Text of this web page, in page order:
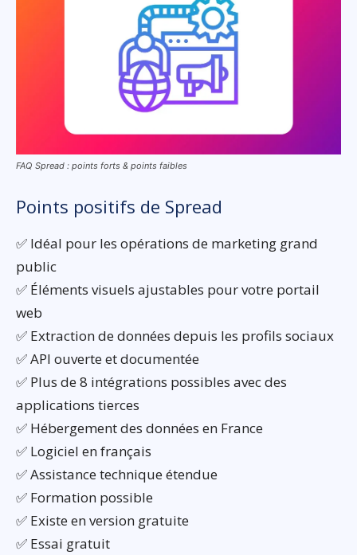
FAQ Spread : points forts & points faibles
Points positifs de Spread
✅ Idéal pour les opérations de marketing grand
public
✅ Éléments visuels ajustables pour votre portail
web
✅ Extraction de données depuis les profils sociaux
✅ API ouverte et documentée
✅ Plus de 8 intégrations possibles avec des
applications tierces
✅ Hébergement des données en France
✅ Logiciel en français
✅ Assistance technique étendue
✅ Formation possible
✅ Existe en version gratuite
✅ Essai gratuit